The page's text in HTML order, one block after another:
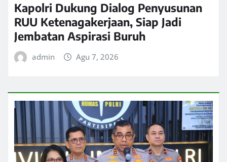
Kapolri Dukung Dialog Penyusunan
RUU Ketenagakerjaan, Siap Jadi
Jembatan Aspirasi Buruh
admin Agu 7, 2026